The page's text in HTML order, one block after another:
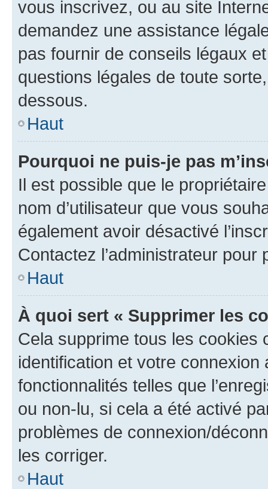
vous inscrivez, ou au site
demandez une assistance
pas fournir de conseils légaux
questions légales de toute
dessous.
Haut
Pourquoi ne puis-je pas
Il est possible que le
nom d’utilisateur que vous
également avoir désactivé
Contactez l’administrateur
Haut
À quoi sert « Supprimer les
Cela supprime tous les cookies
identification et votre
fonctionnalités telles que
ou non-lu, si cela a été activé
problèmes de connexion/
les corriger.
Haut